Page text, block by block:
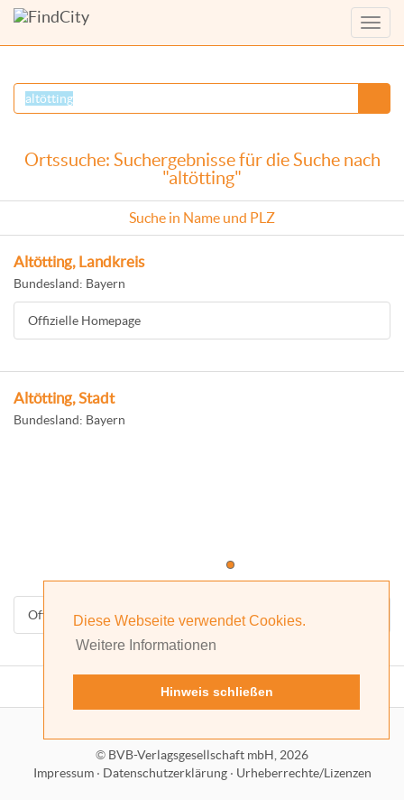
Diese Webseite verwendet Cookies.
Weitere Informationen
Hinweis schließen
Menü
Ortssuche: Suchergebnisse für die Suche nach
"altötting"
Suche in Name und PLZ
Altötting, Landkreis
Bundesland: Bayern
Offizielle Homepage
Altötting, Stadt
Bundesland: Bayern
Offizielle Homepage
© BVB-Verlagsgesellschaft mbH, 2026
Impressum· Datenschutzerklärung· Urheberrechte/Lizenzen